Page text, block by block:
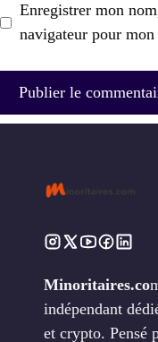
Enregistrer mon
navigateur pour
Minoritaires.co
indépendant
et crypto. Pensé